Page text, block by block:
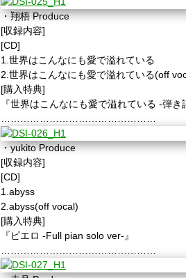
・翔梧Produce
[収録内容]
[CD]
1. 世界はこんなにも愛で溢れている
2. 世界はこんなにも愛で溢れている(off
[購入特典]
『世界はこんなにも愛で溢れている -弾き
・yukito Produce
[収録内容]
[CD]
1.abyss
2.abyss(off vocal)
[購入特典]
『ピエロ -Full pian solo ver- 』